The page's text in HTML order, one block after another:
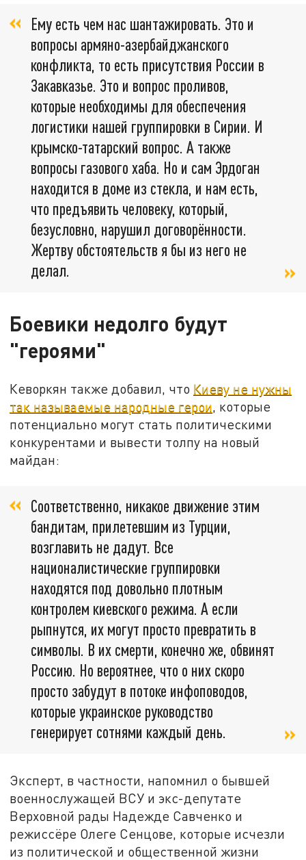
Ему есть чем нас шантажировать. Это и
вопросы армяно-азербайджанского
конфликта, то есть присутствия России в
Закавказье. Это и вопрос проливов,
которые необходимы для обеспечения
логистики нашей группировки в Сирии. И
крымско-татарский вопрос. А также
вопросы газового хаба. Но и сам Эрдоган
находится в доме из стекла, и нам есть,
что предъявить человеку, который,
безусловно, нарушил договорённости.
Жертву обстоятельств я бы из него не
делал.
Боевики недолго будут
"героями"
Кеворкян также добавил, что Киеву не нужны
так называемые народные герои, которые
потенциально могут стать политическими
конкурентами и вывести толпу на новый
майдан:
Соответственно, никакое движение этим
бандитам, прилетевшим из Турции,
возглавить не дадут. Все
националистические группировки
находятся под довольно плотным
контролем киевского режима. А если
рыпнутся, их могут просто превратить в
символы. В их смерти, конечно же, обвинят
Россию. Но вероятнее, что о них скоро
просто забудут в потоке инфоповодов,
которые украинское руководство
генерирует сотнями каждый день.
Эксперт, в частности, напомнил о бывшей
военнослужащей ВСУ и экс-депутате
Верховной рады Надежде Савченко и
режиссёре Олеге Сенцове, которые исчезли
из политической и общественной жизни